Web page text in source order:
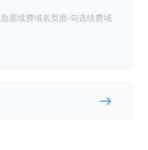
需续费域名页面-勾选续费域